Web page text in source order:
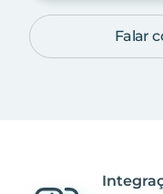
Falar